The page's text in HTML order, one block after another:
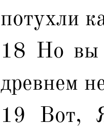
потухли
18 Но вы
древнем
19 Вот,